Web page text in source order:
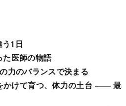
1日
医師の物語
のバランスで決まる
けて育つ、体力の土台 ―― 最